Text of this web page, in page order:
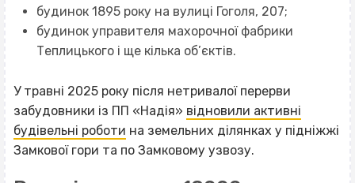
будинок 1895 року на вулиці Гоголя, 207;
будинок управителя махорочної фабрики
Теплицького і ще кілька об’єктів.
У травні 2025 року після нетривалої перерви
забудовники із ПП «Надія» відновили активні
будівельні роботи на земельних ділянках у підніжжі
Замкової гори та по Замковому узвозу.